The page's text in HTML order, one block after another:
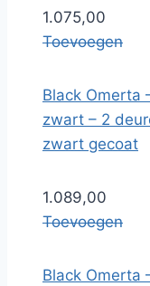
1.075,00
Toevoegen
Black Omerta
zwart – 2
zwart gecoat
1.089,00
Toevoegen
Black Omerta